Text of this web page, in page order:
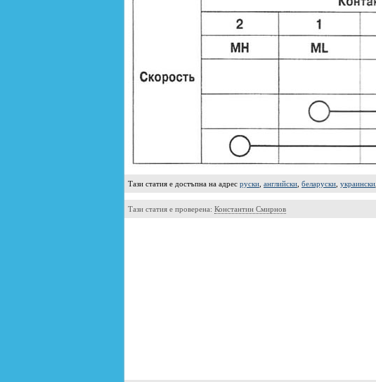
Тази статия е достъпна на адрес руски английски беларуски украински
Тази статия е проверена: Константин Смирнов